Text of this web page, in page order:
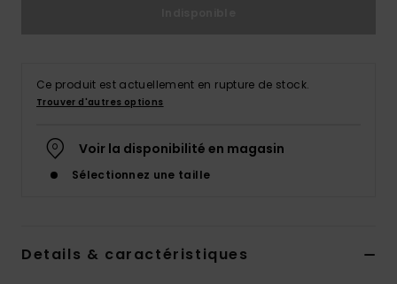
Ce produit est actuellement en rupture de stock.
Trouver d'autres options
Voir la disponibilité en magasin
Sélectionnez une taille
Details & caractéristiques